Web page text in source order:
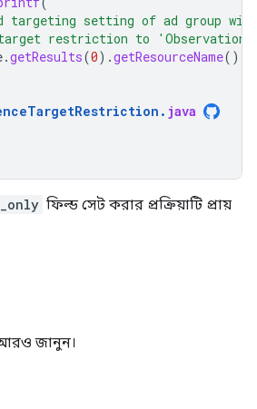
targeting setting of ad group
restriction to
.getResults(0).getResourceName());
. java
ফিল্ড সেট করার প্রক্রিয়াটি প্রায়
জানুন।